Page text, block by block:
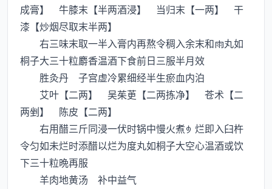
成膏】 牛膝末【半两酒浸】 当归末【一两】 干
漆【炒烟尽取末半两】
右三味末取一半入膏内再熬令稠入余末和丸如
桐子大三十粒麝香温酒下食前日三服半月效
胜灸丹 子宫虚冷累细经半生瘀血内泊
艾叶【二两】 吴茱茰【二两拣净】 苍术【二
两剉】 陈皮【二两】
右用醋三斤同浸一伏时锅中慢火煮烂即入臼杵
令匀如未烂时添醋以烂为度丸如桐子大空心温酒或饮
下三十粒晩再服
羊肉地黄汤 补中益气